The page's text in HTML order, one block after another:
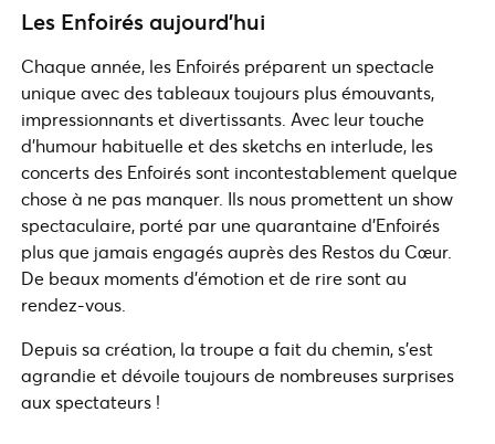
Les Enfoirés aujourd’hui
Chaque année, les Enfoirés préparent un spectacle
unique avec des tableaux toujours plus émouvants,
impressionnants et divertissants. Avec leur touche
d’humour habituelle et des sketchs en interlude, les
concerts des Enfoirés sont incontestablement quelque
chose à ne pas manquer. Ils nous promettent un show
spectaculaire, porté par une quarantaine d’Enfoirés
plus que jamais engagés auprès des Restos du Cœur.
De beaux moments d’émotion et de rire sont au
rendez-vous.
Depuis sa création, la troupe a fait du chemin, s’est
agrandie et dévoile toujours de nombreuses surprises
aux spectateurs !